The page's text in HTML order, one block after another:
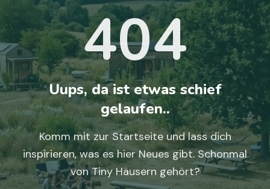
404
Uups, da ist etwas schief
gelaufen..
Komm mit zur Startseite und lass dich
inspirieren, was es hier Neues gibt. Schonmal
von Tiny Häusern gehört?